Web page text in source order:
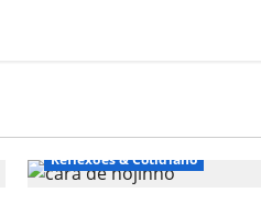
Reflexões & Cotidiano